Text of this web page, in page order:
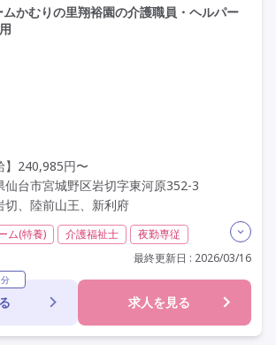
かむりの里翔裕園の介護職員・ヘルパー
】240,985円〜
仙台市宮城野区岩切字東河原352-3
切、陸前山王、新利府
ム(特養) 介護福祉士
夜勤専従
社会保険完備
間休日110日以上
学歴不問
車通勤可
資格取得支援
最終更新日 : 2026/03/16
求人を見る